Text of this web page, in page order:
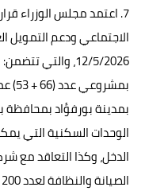
7. اعتمد مجلس الوزراء
12/5/2026، والتي
بمدينة بورفؤاد بمحافظة
الوحدات السكنية التي
الدخل، وكذا التعاقد مع